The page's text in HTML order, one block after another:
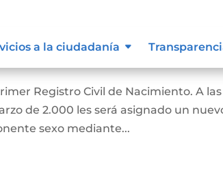
a la ciudadanía
Sexual en el
Registro Civil de Nacimiento. A las
de 2.000 les será asignado un
sexo mediante...